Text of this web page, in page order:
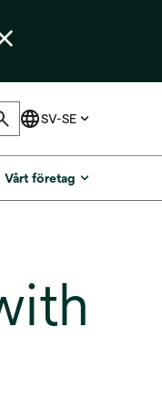
Vårt företag